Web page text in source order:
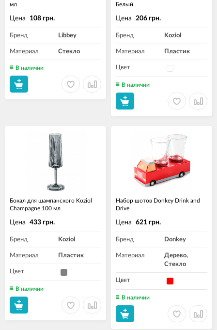
мл
Цена 108 грн.
Бренд Libbey
Материал Стекло
В наличии
Белый
Цена 206 грн.
Бренд Koziol
Материал Пластик
Цвет
В наличии
Бокал для шампанского Koziol
Champagne 100 мл
Цена 433 грн.
Бренд Koziol
Материал Пластик
Цвет
В наличии
Набор шотов Donkey Drink and
Drive
Цена 621 грн.
Бренд Donkey
Материал
Дерево,
Стекло
Цвет
В наличии